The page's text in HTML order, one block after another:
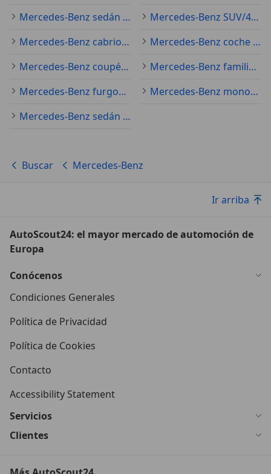
Mercedes-Benz sedán ocasión
Mercedes-Benz SUV/4x4/pickup ocasión
Mercedes-Benz cabrio clásico
Mercedes-Benz coche pequeño nuevo
Mercedes-Benz coupé nuevo
Mercedes-Benz familiar nuevo
Mercedes-Benz furgoneta nuevo
Mercedes-Benz monovolumen nuevo
Mercedes-Benz sedán nuevo
Buscar Mercedes-Benz
Ir arriba
AutoScout24: el mayor mercado de automoción de
Europa
Conócenos
Condiciones Generales
Política de Privacidad
Política de Cookies
Contacto
Accessibility Statement
Servicios
Clientes